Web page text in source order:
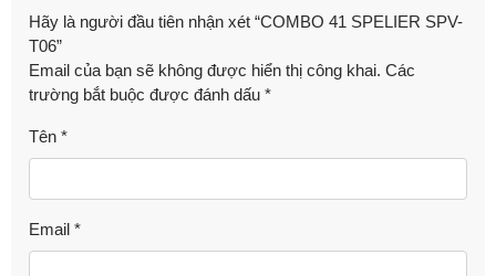
Hãy là người đầu tiên nhận xét “COMBO 41 SPELIER SPV-
T06”
Email của bạn sẽ không được hiển thị công khai. Các
trường bắt buộc được đánh dấu *
Tên *
Email *